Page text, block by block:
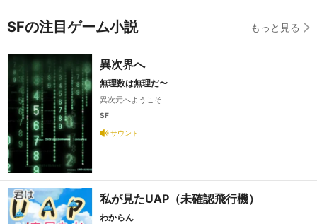
SFの注目ゲーム小説 もっと見る
異次界へ
無理数は無理だ〜
異次元へようこそ
SF
サウンド
私が見たUAP（未確認飛行機）
わからん